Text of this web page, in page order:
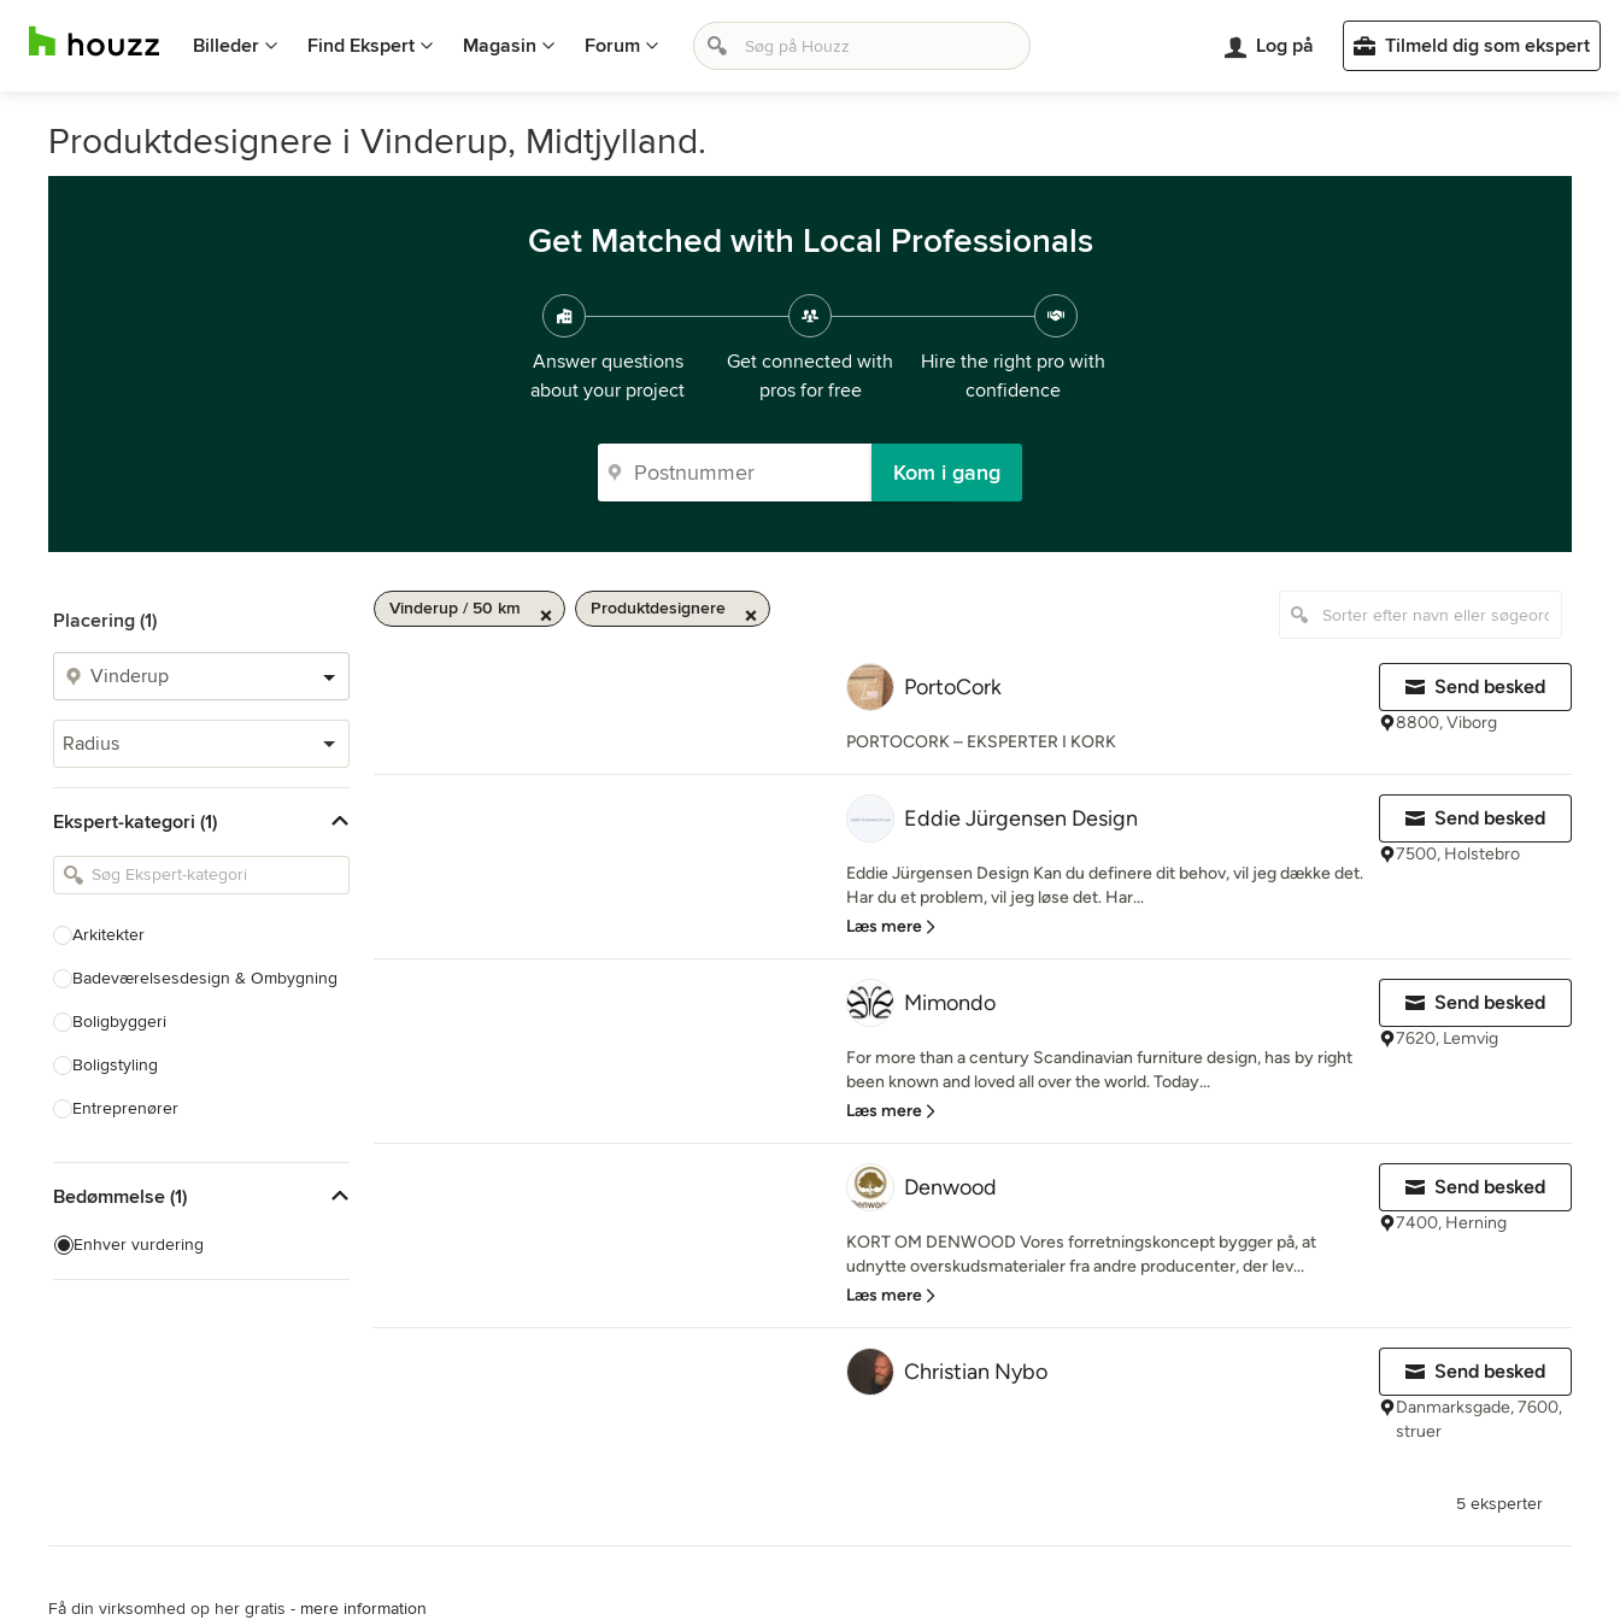
Billeder Find Ekspert Magasin Forum Log på Tilmeld dig som ekspert
Produktdesignere i Vinderup, Midtjylland.
Get Matched with Local Professionals
Answer questions
about your project
Get connected with
pros for free
Hire the right pro with
confidence
Kom i gang
Placering (1)
Radius
Ekspert-kategori (1)
Arkitekter
Badeværelsesdesign & Ombygning
Boligbyggeri
Boligstyling
Entreprenører
Indretningsarkitekter & Designere
Køkkendesign & Ombygning
Landskabsarkitekter &
Bedømmelse (1)
Enhver vurdering
Vinderup / 50 km Produktdesignere
PortoCork
PORTOCORK – EKSPERTER I KORK
Send besked
8800, Viborg
Eddie Jürgensen Design
Eddie Jürgensen Design Kan du definere dit behov, vil jeg dække det.
Har du et problem, vil jeg løse det. Har...
Læs mere
Send besked
7500, Holstebro
Mimondo
For more than a century Scandinavian furniture design, has by right
been known and loved all over the world. Today...
Læs mere
Send besked
7620, Lemvig
Denwood
KORT OM DENWOOD Vores forretningskoncept bygger på, at
udnytte overskudsmaterialer fra andre producenter, der lev...
Læs mere
Send besked
7400, Herning
Christian Nybo Send besked
Danmarksgade, 7600,
struer
5 eksperter
Få din virksomhed op her gratis - mere information